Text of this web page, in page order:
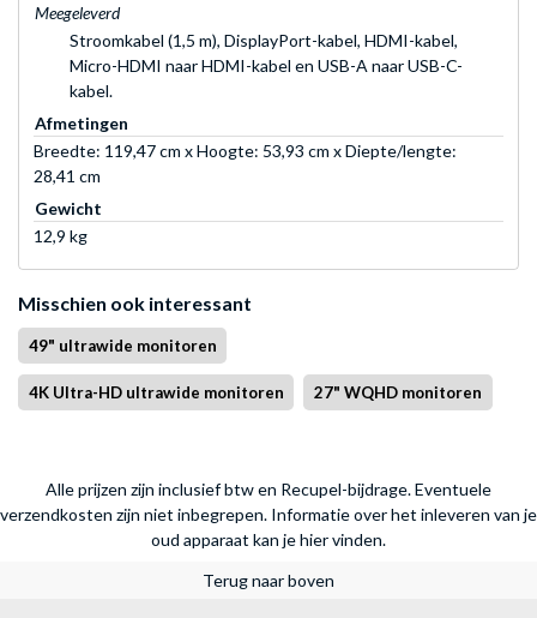
Meegeleverd
Stroomkabel (1,5 m), DisplayPort-kabel, HDMI-kabel,
Micro-HDMI naar HDMI-kabel en USB-A naar USB-C-
kabel.
Afmetingen
Breedte: 119,47 cm x Hoogte: 53,93 cm x Diepte/lengte:
28,41 cm
Gewicht
12,9 kg
Misschien ook interessant
49" ultrawide monitoren
4K Ultra-HD ultrawide monitoren 27" WQHD monitoren
Alle prijzen zijn inclusief btw en Recupel-bijdrage. Eventuele
verzendkosten zijn niet inbegrepen. Informatie over het inleveren van je
oud apparaat kan je hier vinden.
Terug naar boven